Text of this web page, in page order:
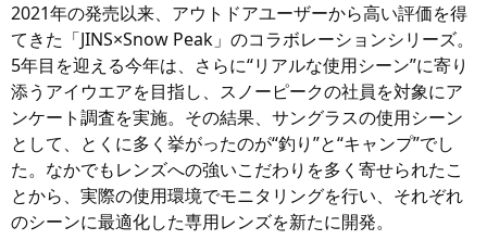
2021年の発売以来、アウトドアユーザーから高い評価を得
てきた「JINS×Snow Peak」のコラボレーションシリーズ。
5年目を迎える今年は、さらに“リアルな使用シーン”に寄り
添うアイウエアを目指し、スノーピークの社員を対象にア
ンケート調査を実施。その結果、サングラスの使用シーン
として、とくに多く挙がったのが“釣り”と“キャンプ”でし
た。なかでもレンズへの強いこだわりを多く寄せられたこ
とから、実際の使用環境でモニタリングを行い、それぞれ
のシーンに最適化した専用レンズを新たに開発。